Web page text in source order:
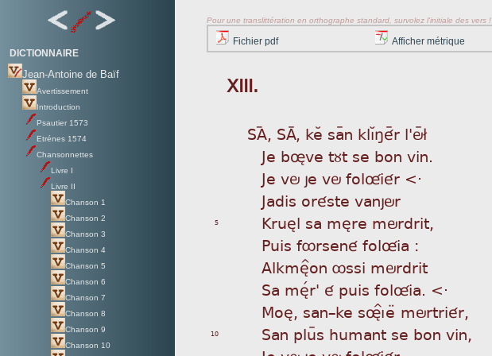
DICTIONNAIRE
Jean-Antoine de Baïf
Avertissement
Introduction
Psautier 1573
Etrénes 1574
Chansonnettes
Livre I
Livre II
Chanson 1
Chanson 2
Chanson 3
Chanson 4
Chanson 5
Chanson 6
Chanson 7
Chanson 8
Chanson 9
Chanson 10
Pour une translittération en orthographe standard, survolez l'initiale des vers !
Fichier pdf Afficher métrique
XIII.
SAý, SAÿ, keÂ saÿn klìÁñéÿr l'öÿ£
Je bøve tùt se bon vin.
Je vö je vö folûiér <·
Jadis oréste vanjör
5 Kruèl sa mère mördrit,
Puis fôrsené folûia :
Alkmè^on ôssi mördrit
Sa mèÌr' é puis folûia. <·
Moè, san_ke søìÎeæ mörtriér,
10 San pluÿs humant se bon vin,